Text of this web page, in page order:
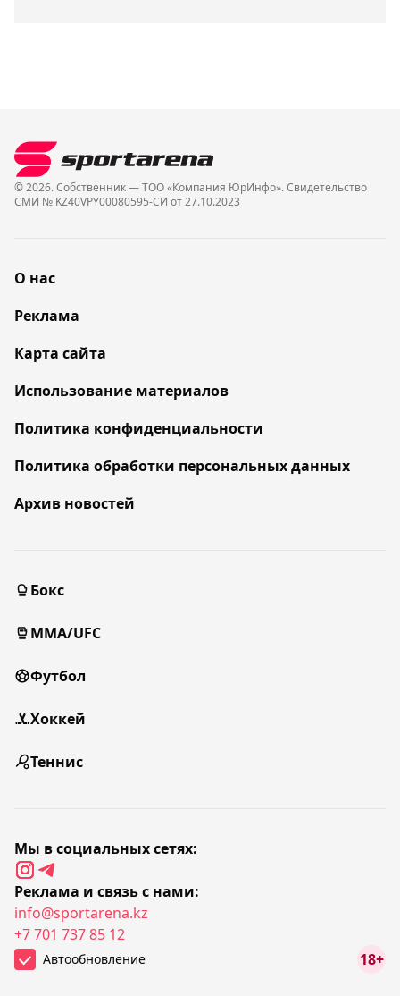
© 2026. Собственник — ТОО «Компания ЮрИнфо». Cвидетельство
СМИ № KZ40VPY00080595-СИ от 27.10.2023
О нас
Реклама
Карта сайта
Использование материалов
Политика конфиденциальности
Политика обработки персональных данных
Архив новостей
Бокс
MMA/UFC
Футбол
Хоккей
Теннис
Мы в социальных сетях:
Реклама и связь с нами:
info@sportarena.kz
+7 701 737 85 12
Автообновление 18+